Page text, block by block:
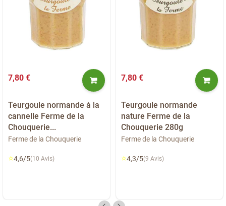
7,80 €
Teurgoule normande à la
cannelle Ferme de la
Chouquerie...
Ferme de la Chouquerie
⭐4,6/5(10 Avis)
7,80 €
Teurgoule normande
nature Ferme de la
Chouquerie 280g
Ferme de la Chouquerie
⭐4,3/5(9 Avis)